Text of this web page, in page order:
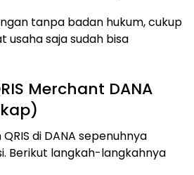
tanpa badan hukum, cukup
usaha saja sudah bisa
Merchant DANA
di DANA sepenuhnya
Berikut langkah-langkahnya